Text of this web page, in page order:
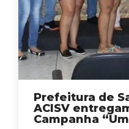
Prefeitura de
ACISV
Campanha